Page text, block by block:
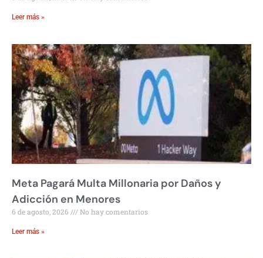
Leer más »
Meta Pagará Multa Millonaria por Daños y
Adicción en Menores
6 de agosto, 2026 No hay comentarios
Leer más »